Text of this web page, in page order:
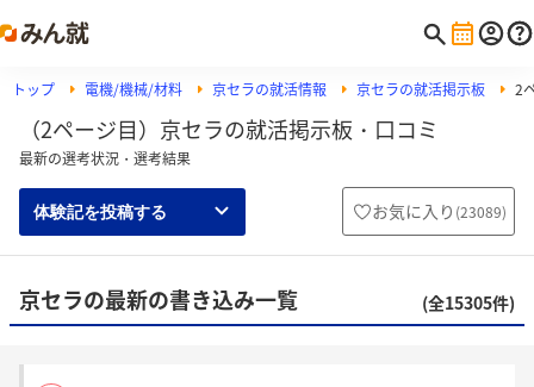
トップ 電機/機械/材料 京セラの就活情報 京セラの就活掲示板 2
（2ページ目）京セラの就活掲示板・口コミ
最新の選考状況・選考結果
体験記を投稿する お気に入り (23089)
京セラの最新の書き込み一覧 (全15305件)